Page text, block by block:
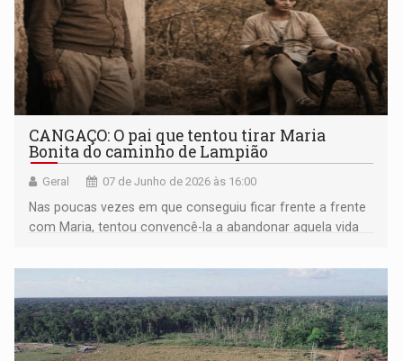
CANGAÇO: O pai que tentou tirar Maria
Bonita do caminho de Lampião
Geral 07 de Junho de 2026 às 16:00
Nas poucas vezes em que conseguiu ficar frente a frente
com Maria, tentou convencê-la a abandonar aquela vida